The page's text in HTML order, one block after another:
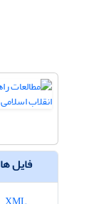
فایل ها